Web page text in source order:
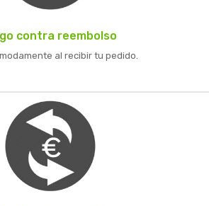
contra reembolso
al recibir tu pedido.